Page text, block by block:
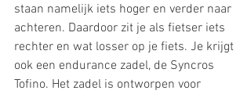
staan namelijk iets hoger en verder naar
achteren. Daardoor zit je als fietser iets
rechter en wat losser op je fiets. Je krijgt
ook een endurance zadel, de Syncros
Tofino. Het zadel is ontworpen voor